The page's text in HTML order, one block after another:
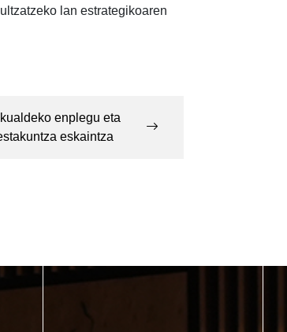
lan estrategikoaren
enplegu eta
eskaintza